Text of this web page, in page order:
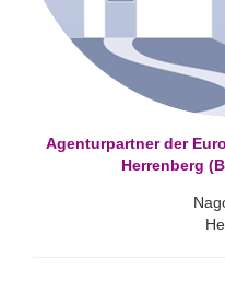
Agenturpartner der
Herrenberg